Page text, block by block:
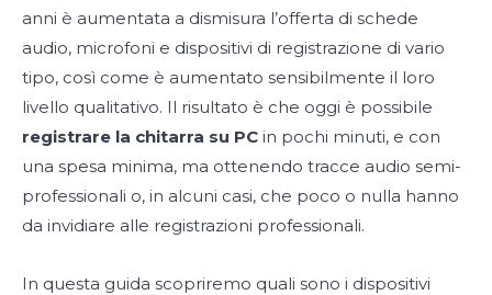
anni è aumentata a dismisura l’offerta di schede
audio, microfoni e dispositivi di registrazione di vario
tipo, così come è aumentato sensibilmente il loro
livello qualitativo. Il risultato è che oggi è possibile
registrare la chitarra su PC in pochi minuti, e con
una spesa minima, ma ottenendo tracce audio semi-
professionali o, in alcuni casi, che poco o nulla hanno
da invidiare alle registrazioni professionali.
In questa guida scopriremo quali sono i dispositivi